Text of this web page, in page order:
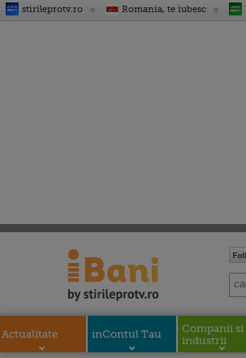
stirileprotv.ro Romania, te iubesc
Actualitate inContul Tau
Companii si
industrii